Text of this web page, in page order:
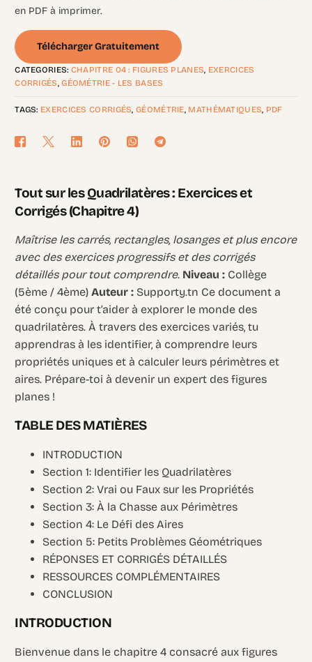
en PDF à imprimer.
Télécharger Gratuitement
CATEGORIES: CHAPITRE 04 : FIGURES PLANES, EXERCICES
CORRIGÉS,GÉOMÉTRIE - LES BASES
TAGS: EXERCICES CORRIGÉS,GÉOMÉTRIE, MATHÉMATIQUES, PDF
Tout sur les Quadrilatères : Exercices et
Corrigés (Chapitre 4)
Maîtrise les carrés, rectangles, losanges et plus encore
avec des exercices progressifs et des corrigés
détaillés pour tout comprendre. Niveau : Collège
(5ème / 4ème)Auteur : Supporty.tn Ce document a
été conçu pour t’aider à explorer le monde des
quadrilatères. À travers des exercices variés, tu
apprendras à les identifier, à comprendre leurs
propriétés uniques et à calculer leurs périmètres et
aires. Prépare-toi à devenir un expert des figures
planes !
TABLE DES MATIÈRES
INTRODUCTION
Section 1: Identifier les Quadrilatères
Section 2: Vrai ou Faux sur les Propriétés
Section 3: À la Chasse aux Périmètres
Section 4: Le Défi des Aires
Section 5: Petits Problèmes Géométriques
RÉPONSES ET CORRIGÉS DÉTAILLÉS
RESSOURCES COMPLÉMENTAIRES
CONCLUSION
INTRODUCTION
Bienvenue dans le chapitre 4 consacré aux figures